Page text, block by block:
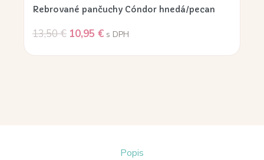
Rebrované pančuchy Cóndor hnedá/pecan
13,50€ 10,95 € s DPH
Popis